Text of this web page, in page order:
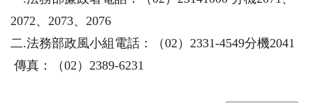
2072、2073、2076
二.法務部政風小組電話：（02）2331-4549分機2041
傳真：（02）2389-6231